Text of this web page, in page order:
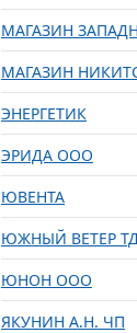
МАГАЗИН
МАГАЗИН
ЭНЕРГЕТИК
ЭРИДА ООО
ЮВЕНТА
ЮЖНЫЙ ВЕТЕР
ЮНОН ООО
ЯКУНИН А.Н. ЧП